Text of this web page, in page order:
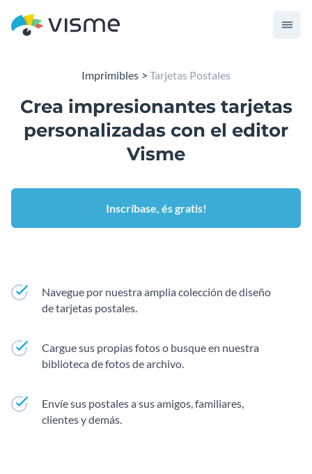
Imprimibles Tarjetas Postales
Crea impresionantes tarjetas
personalizadas con el editor
Visme
Inscríbase, és gratis!
Navegue por nuestra amplia colección de diseño
de tarjetas postales.
Cargue sus propias fotos o busque en nuestra
biblioteca de fotos de archivo.
Envíe sus postales a sus amigos, familiares,
clientes y demás.